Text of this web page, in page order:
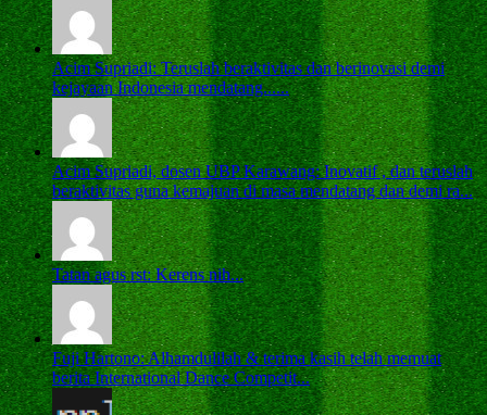
Acim Supriadi: Teruslah beraktivitas dan berinovasi demi
kejayaan Indonesia mendatang......
Acim Supriadi, dosen UBP Karawang: Inovatif , dan teruslah
beraktivitas guna kemajuan di masa mendatang dan demi ra...
Tatan agus rst: Kerens nih...
Fuji Hartono: Alhamdulilah & terima kasih telah memuat
berita International Dance Competit...